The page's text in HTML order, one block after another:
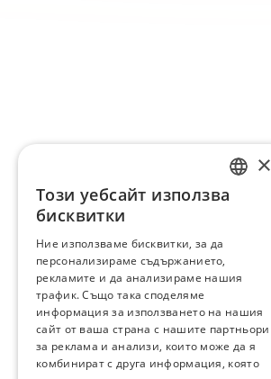
×
Този уебсайт използва
бисквитки
Ние използваме бисквитки, за да
персонализираме съдържанието,
рекламите и да анализираме нашия
трафик. Също така споделяме
информация за използването на нашия
сайт от ваша страна с нашите партньори
за реклама и анализи, които може да я
комбинират с друга информация, която